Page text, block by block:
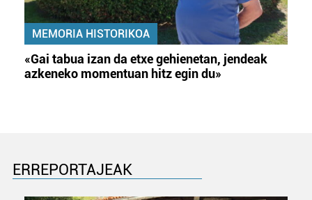
MEMORIA HISTORIKOA
«Gai tabua izan da etxe gehienetan, jendeak
azkeneko momentuan hitz egin du»
ERREPORTAJEAK